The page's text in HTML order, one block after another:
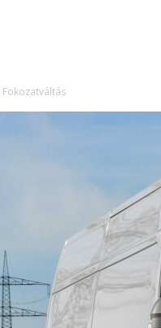
Fokozatváltás